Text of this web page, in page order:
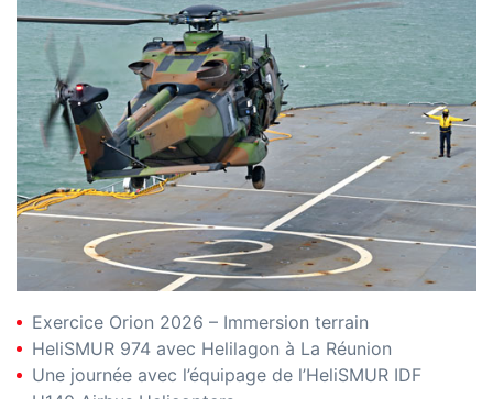
Exercice Orion 2026 – Immersion terrain
HeliSMUR 974 avec Helilagon à La Réunion
Une journée avec l’équipage de l’HeliSMUR IDF